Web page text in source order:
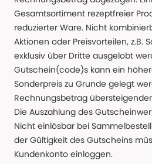
Gesamtsortiment rezeptfreier
reduzierter Ware. Nicht
Aktionen oder Preisvorteilen, z.B.
exklusiv über Dritte ausgelobt
Gutschein(code)s kann ein
Sonderpreis zu Grunde gelegt
Rechnungsbetrag
Die Auszahlung des
Nicht einlösbar bei
der Gültigkeit des Gutscheins
Kundenkonto einloggen.